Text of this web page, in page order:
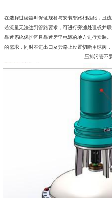
在选择过滤器时保证规格与安装管路相匹配，且
若流量无法达到管路要求，可进行旁滤处理或并
靠近系统保护区且靠近牙里电源的地方进行安装
的需求，同时在进出口及旁路上设置切断用球阀
压排污管不